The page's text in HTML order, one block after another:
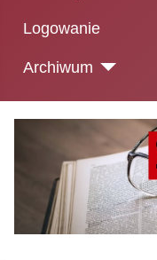
Logowanie
Archiwum